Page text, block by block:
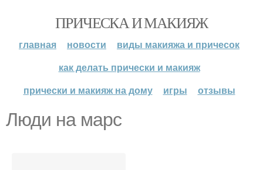
ПРИЧЕСКА И МАКИЯЖ
главная новости
виды макияжа и причесок
как делать прически и макияж
прически и макияж на дому
игры отзывы
Люди на марс